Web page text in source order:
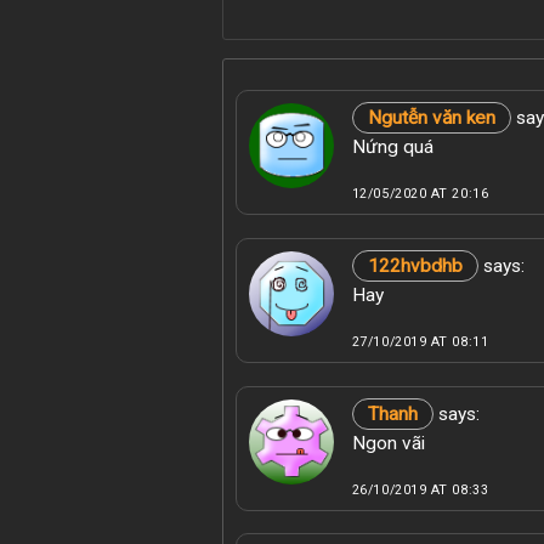
Ngutễn văn ken
Nứng quá
12/05/2020 AT 20:16
122hvbdhb
says:
Hay
27/10/2019 AT 08:11
Thanh
says:
Ngon vãi
26/10/2019 AT 08:33